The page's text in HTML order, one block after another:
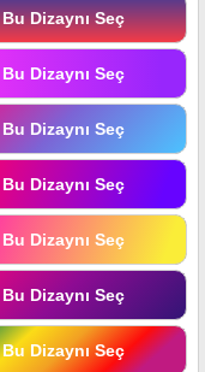
Bu Dizaynı Seç
Bu Dizaynı Seç
Bu Dizaynı Seç
Bu Dizaynı Seç
Bu Dizaynı Seç
Bu Dizaynı Seç
Bu Dizaynı Seç